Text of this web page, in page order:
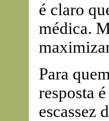
é claro
médica.
Para
resposta
escassez